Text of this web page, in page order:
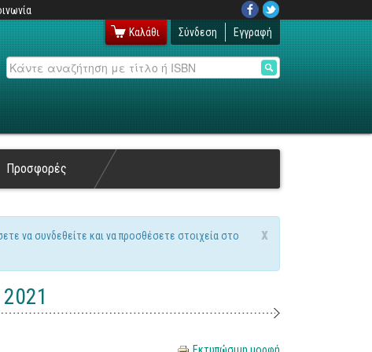
Καλάθι
Σύνδεση Εγγραφή
Αναζήτηση
Προσφορές
x
να συνδεθείτε και να προσθέσετε στοιχεία στο